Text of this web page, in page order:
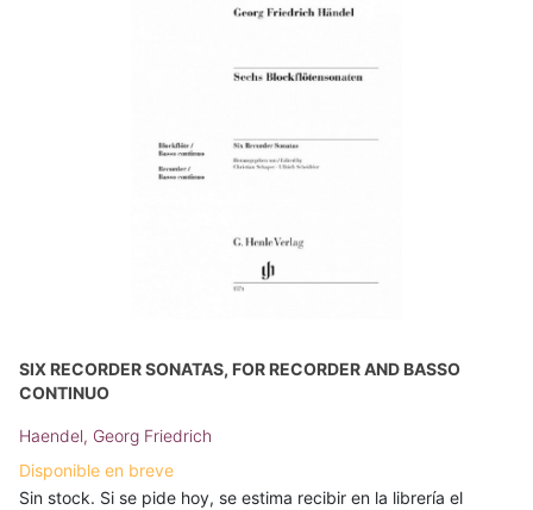
SIX RECORDER SONATAS, FOR RECORDER AND BASSO
CONTINUO
Haendel, Georg Friedrich
Disponible en breve
Sin stock. Si se pide hoy, se estima recibir en la librería el